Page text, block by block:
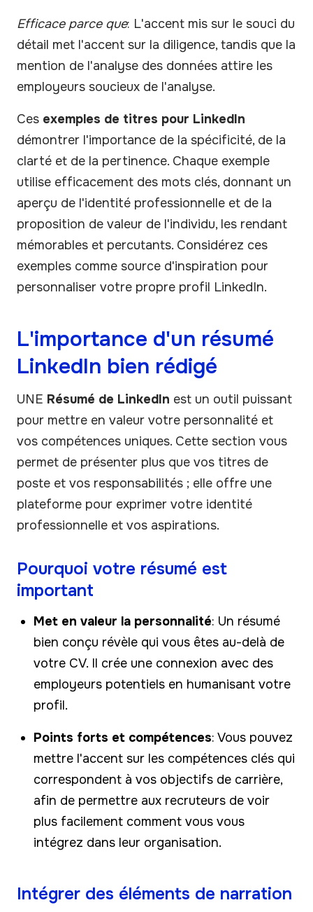
Efficace parce que: L'accent mis sur le souci du
détail met l'accent sur la diligence, tandis que la
mention de l'analyse des données attire les
employeurs soucieux de l'analyse.
Ces exemples de titres pour LinkedIn
démontrer l'importance de la spécificité, de la
clarté et de la pertinence. Chaque exemple
utilise efficacement des mots clés, donnant un
aperçu de l'identité professionnelle et de la
proposition de valeur de l'individu, les rendant
mémorables et percutants. Considérez ces
exemples comme source d'inspiration pour
personnaliser votre propre profil LinkedIn.
L'importance d'un résumé
LinkedIn bien rédigé
UNE Résumé de LinkedIn est un outil puissant
pour mettre en valeur votre personnalité et
vos compétences uniques. Cette section vous
permet de présenter plus que vos titres de
poste et vos responsabilités ; elle offre une
plateforme pour exprimer votre identité
professionnelle et vos aspirations.
Pourquoi votre résumé est
important
Met en valeur la personnalité: Un résumé
bien conçu révèle qui vous êtes au-delà de
votre CV. Il crée une connexion avec des
employeurs potentiels en humanisant votre
profil.
Points forts et compétences: Vous pouvez
mettre l'accent sur les compétences clés qui
correspondent à vos objectifs de carrière,
afin de permettre aux recruteurs de voir
plus facilement comment vous vous
intégrez dans leur organisation.
Intégrer des éléments de narration